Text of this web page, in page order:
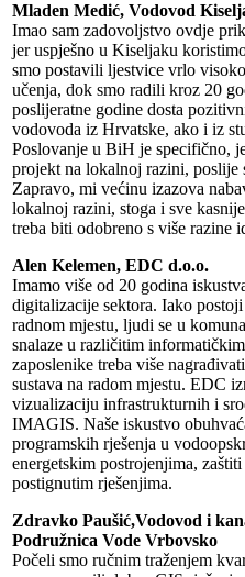
Mladen Medić, Vodovod
Imao sam zadovoljstvo ovdje
jer uspješno u Kiseljaku
smo postavili ljestvice vrlo
učenja, dok smo radili kroz 20
poslijeratne godine dosta
vodovoda iz Hrvatske, ako i iz
Poslovanje u BiH je specifično,
projekt na lokalnoj razini, poslije
Zapravo, mi većinu izazova
lokalnoj razini, stoga i sve
treba biti odobreno s više razine
Alen Kelemen, EDC d.o.o.
Imamo više od 20 godina
digitalizacije sektora. Iako
radnom mjestu, ljudi se u
snalaze u različitim
zaposlenike treba više
sustava na radom mjestu. EDC
vizualizaciju infrastrukturnih i
IMAGIS. Naše iskustvo
programskih rješenja u
energetskim postrojenjima,
postignutim rješenjima.
Zdravko Paušić,Vodovod i
Podružnica Vode Vrbovsko
Počeli smo ručnim traženjem